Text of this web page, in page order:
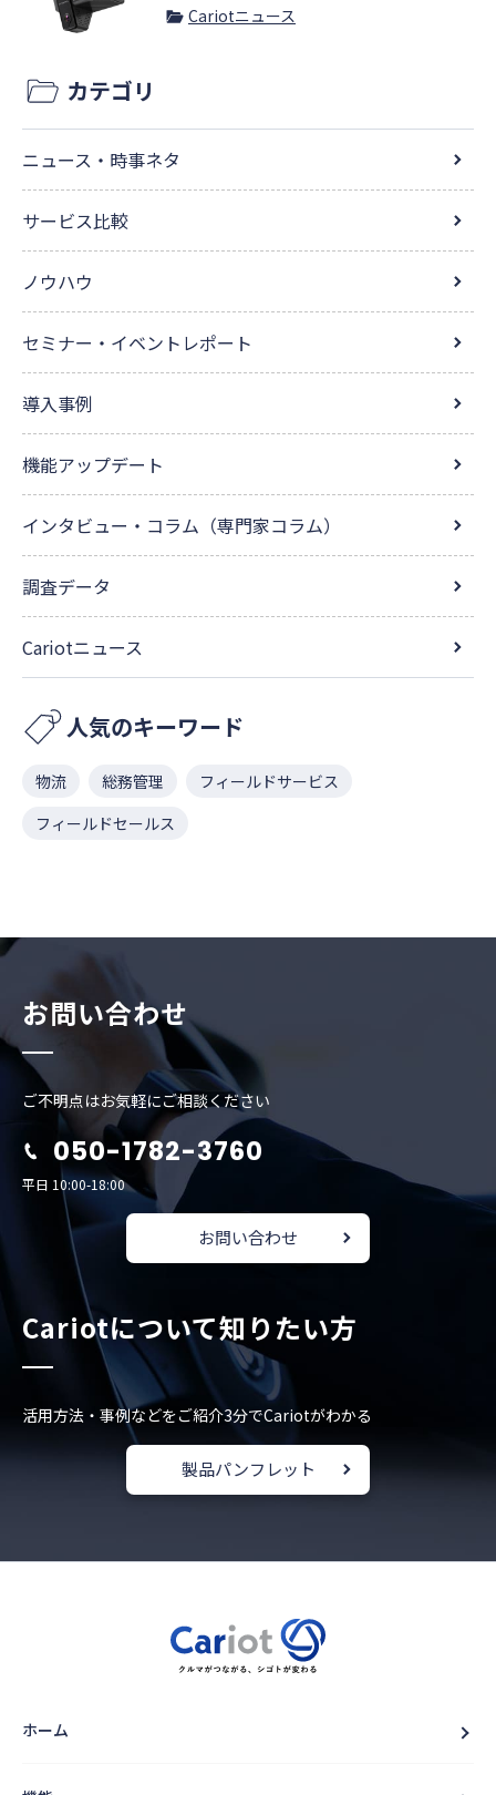
Cariotニュース
カテゴリ
ニュース・時事ネタ
サービス比較
ノウハウ
セミナー・イベントレポート
導入事例
機能アップデート
インタビュー・コラム（専門家コラム）
調査データ
Cariotニュース
人気のキーワード
物流 総務管理
フィールドサービス
フィールドセールス
お問い合わせ
ご不明点はお気軽にご相談ください
050-1782-3760
平日 10:00-18:00
お問い合わせ
Cariotについて知りたい方
活用方法・事例などをご紹介3分でCariotがわかる
製品パンフレット
ホーム